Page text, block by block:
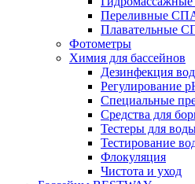
Переливные
Плавательные
Фотометры
Химия для бассейнов
Дезинфекция
Регулирование
Специальные
Средства для
Тестеры для
Тестирование
Флокуляция
Чистота и уход